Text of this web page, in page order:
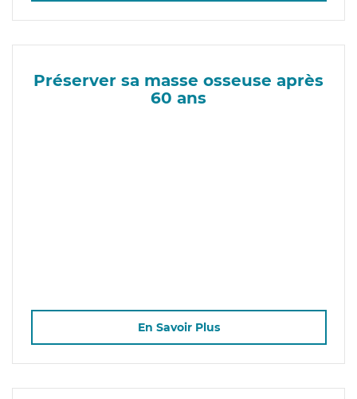
Préserver sa masse osseuse après
60 ans
En Savoir Plus